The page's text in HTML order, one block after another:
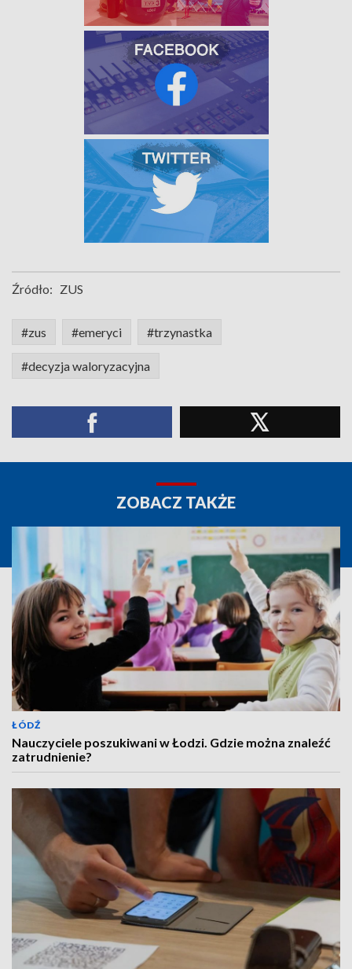
Źródło: ZUS
#zus #emeryci #trzynastka
#decyzja waloryzacyjna
ZOBACZ TAKŻE
ŁÓDŹ
Nauczyciele poszukiwani w Łodzi. Gdzie można znaleźć
zatrudnienie?